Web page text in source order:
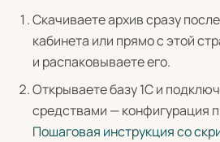
Скачиваете архив сразу
кабинета или прямо с этой
и распаковываете его.
Открываете базу 1С и
средствами — конфигурация
Пошаговая инструкция со